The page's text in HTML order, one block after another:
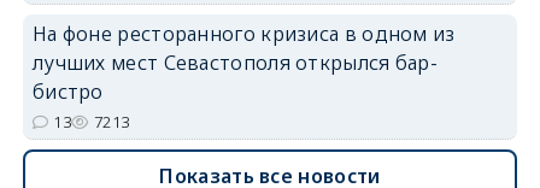
На фоне ресторанного кризиса в одном из
лучших мест Севастополя открылся бар-
бистро
13 7213
Показать все новости